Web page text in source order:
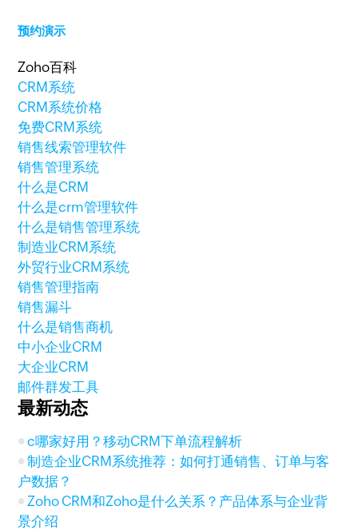
预约演示
Zoho百科
CRM系统
CRM系统价格
免费CRM系统
销售线索管理软件
销售管理系统
什么是CRM
什么是crm管理软件
什么是销售管理系统
制造业CRM系统
外贸行业CRM系统
销售管理指南
销售漏斗
什么是销售商机
中小企业CRM
大企业CRM
邮件群发工具
最新动态
c哪家好用？移动CRM下单流程解析
制造企业CRM系统推荐：如何打通销售、订单与客
户数据？
Zoho CRM和Zoho是什么关系？产品体系与企业背
景介绍